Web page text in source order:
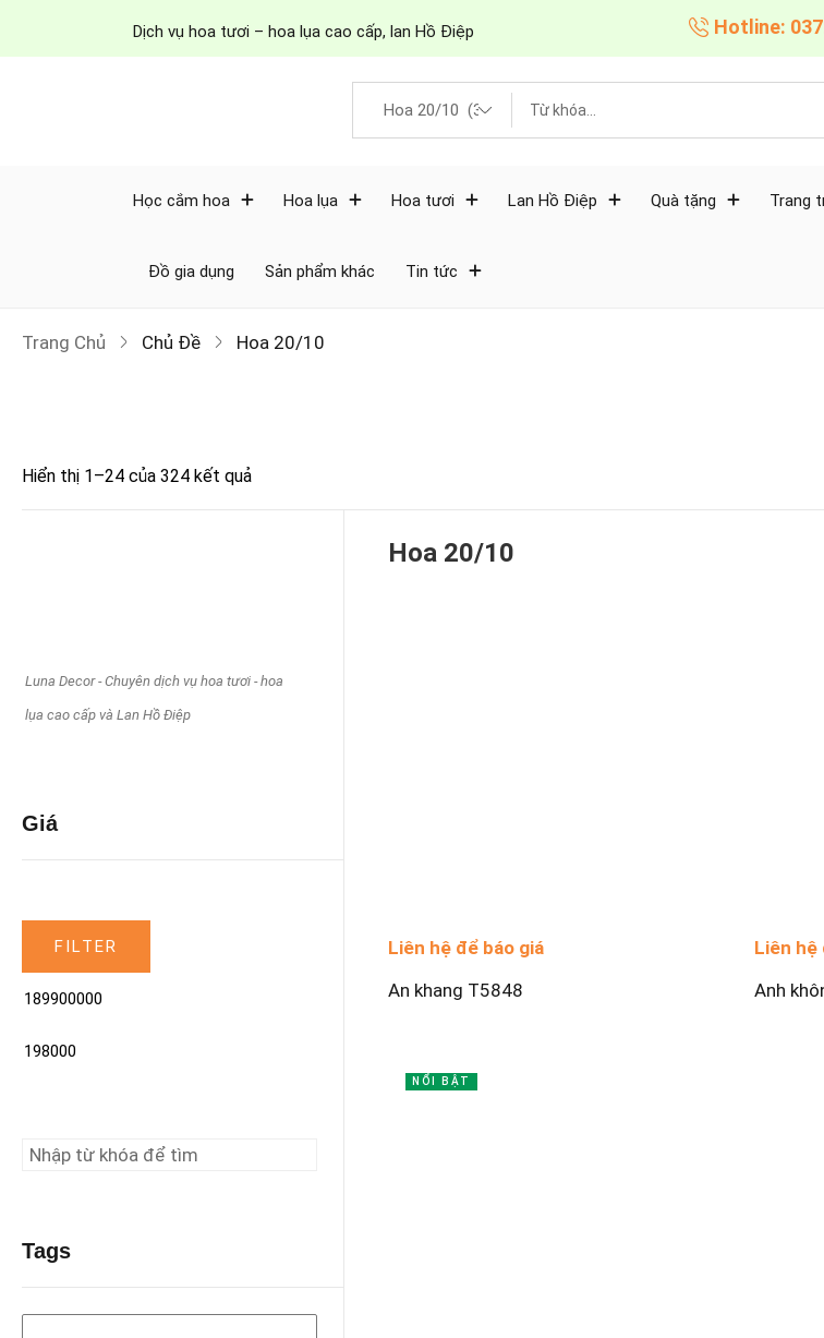
Dịch vụ hoa tươi – hoa lụa cao cấp, lan Hồ Điệp Hotline:
Học cắm hoa Hoa lụa Hoa tươi Lan Hồ Điệp Quà tặng Trang
Đồ gia dụng Sản phẩm khác Tin tức
Trang Chủ Chủ Đề Hoa 20/10
Giá
Hiển thị 1–24 của 324 kết quả
Luna Decor - Chuyên dịch vụ hoa tươi - hoa
lụa cao cấp và Lan Hồ Điệp
Giá
FILTER
Tags
Hoa 20/10
Liên hệ để báo giá
An khang T5848
Liên hệ
Anh
NỔI BẬT